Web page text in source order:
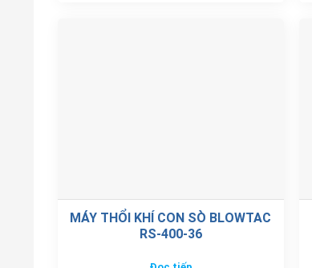
MÁY THỔI KHÍ CON SÒ BLOWTAC
RS-400-36